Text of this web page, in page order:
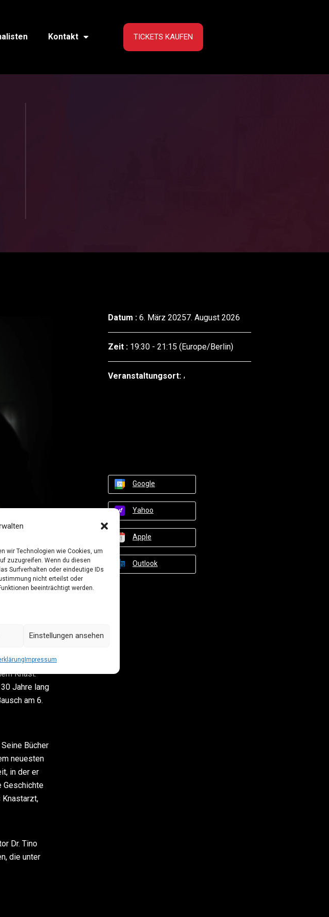
wir Technologien wie Cookies, um
zuzugreifen. Wenn du diesen
Surfverhalten oder eindeutige IDs
nicht erteilst oder
beeinträchtigt werden.
Einstellungen ansehen
Impressum
Kontakt TICKETS KAUFEN
Wittenberg
wird
Knast.
Jahre lang
am 6.
Bücher
neuesten
in der er
Geschichte
Dr. Tino
die unter
Datum : 6. März 20257. August 2026
Zeit : 19:30 - 21:15 (Europe/Berlin)
Veranstaltungsort:
Google
Yahoo
Apple
Outlook